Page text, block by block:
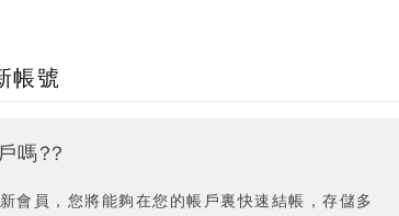
帳號
嗎??
會員，您將能夠在您的帳戶裏快速結帳，存儲多